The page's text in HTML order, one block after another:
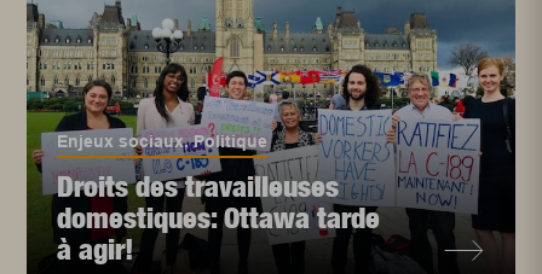
Enjeux sociaux,Politique
Droits des travailleuses
domestiques: Ottawa tarde
à agir!